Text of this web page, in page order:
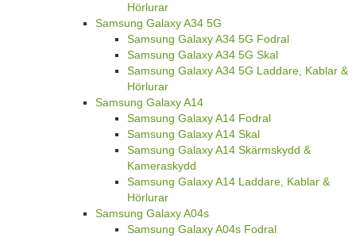
Hörlurar
Samsung Galaxy A34 5G
Samsung Galaxy A34 5G Fodral
Samsung Galaxy A34 5G Skal
Samsung Galaxy A34 5G Laddare, Kablar &
Hörlurar
Samsung Galaxy A14
Samsung Galaxy A14 Fodral
Samsung Galaxy A14 Skal
Samsung Galaxy A14 Skärmskydd &
Kameraskydd
Samsung Galaxy A14 Laddare, Kablar &
Hörlurar
Samsung Galaxy A04s
Samsung Galaxy A04s Fodral